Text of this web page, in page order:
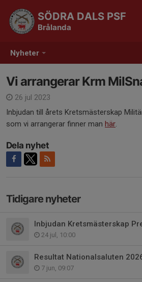
Nyheter
SÖDRA DALS PSF
Brålanda
Vi arrangerar Krm
26 jul 2023
Inbjudan till årets Kretsmästerskap
som vi arrangerar finner man här.
Dela nyhet
Tidigare nyheter
Inbjudan Kretsmästerskap
24 jul, 10:00
Resultat Nationalsaluten
7 jun, 09:07